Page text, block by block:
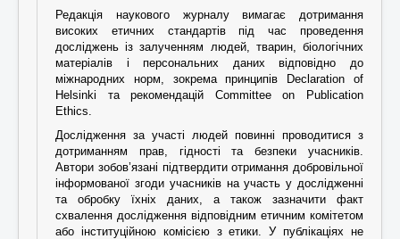
Редакція наукового журналу вимагає дотримання
високих етичних стандартів під час проведення
досліджень із залученням людей, тварин, біологічних
матеріалів і персональних даних відповідно до
міжнародних норм, зокрема принципів Declaration of
Helsinki та рекомендацій Committee on Publication
Ethics.
Дослідження за участі людей повинні проводитися з
дотриманням прав, гідності та безпеки учасників.
Автори зобов’язані підтвердити отримання добровільної
інформованої згоди учасників на участь у дослідженні
та обробку їхніх даних, а також зазначити факт
схвалення дослідження відповідним етичним комітетом
або інституційною комісією з етики. У публікаціях не